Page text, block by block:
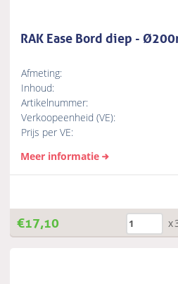
RAK Ease Bord diep -
Afmeting:
Inhoud:
Artikelnummer:
Verkoopeenheid (VE):
Prijs per VE:
Meer informatie
€17,10